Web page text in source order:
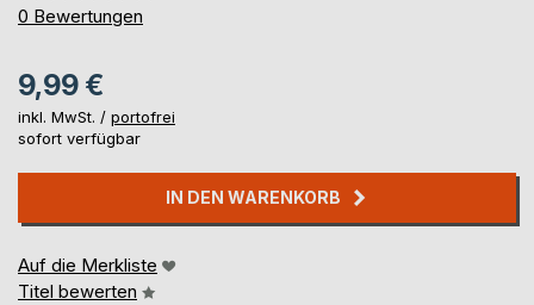
0%
0 Bewertungen
9,99 €
inkl. MwSt. / portofrei
sofort verfügbar
IN DEN WARENKORB
Auf die Merkliste
Titel bewerten